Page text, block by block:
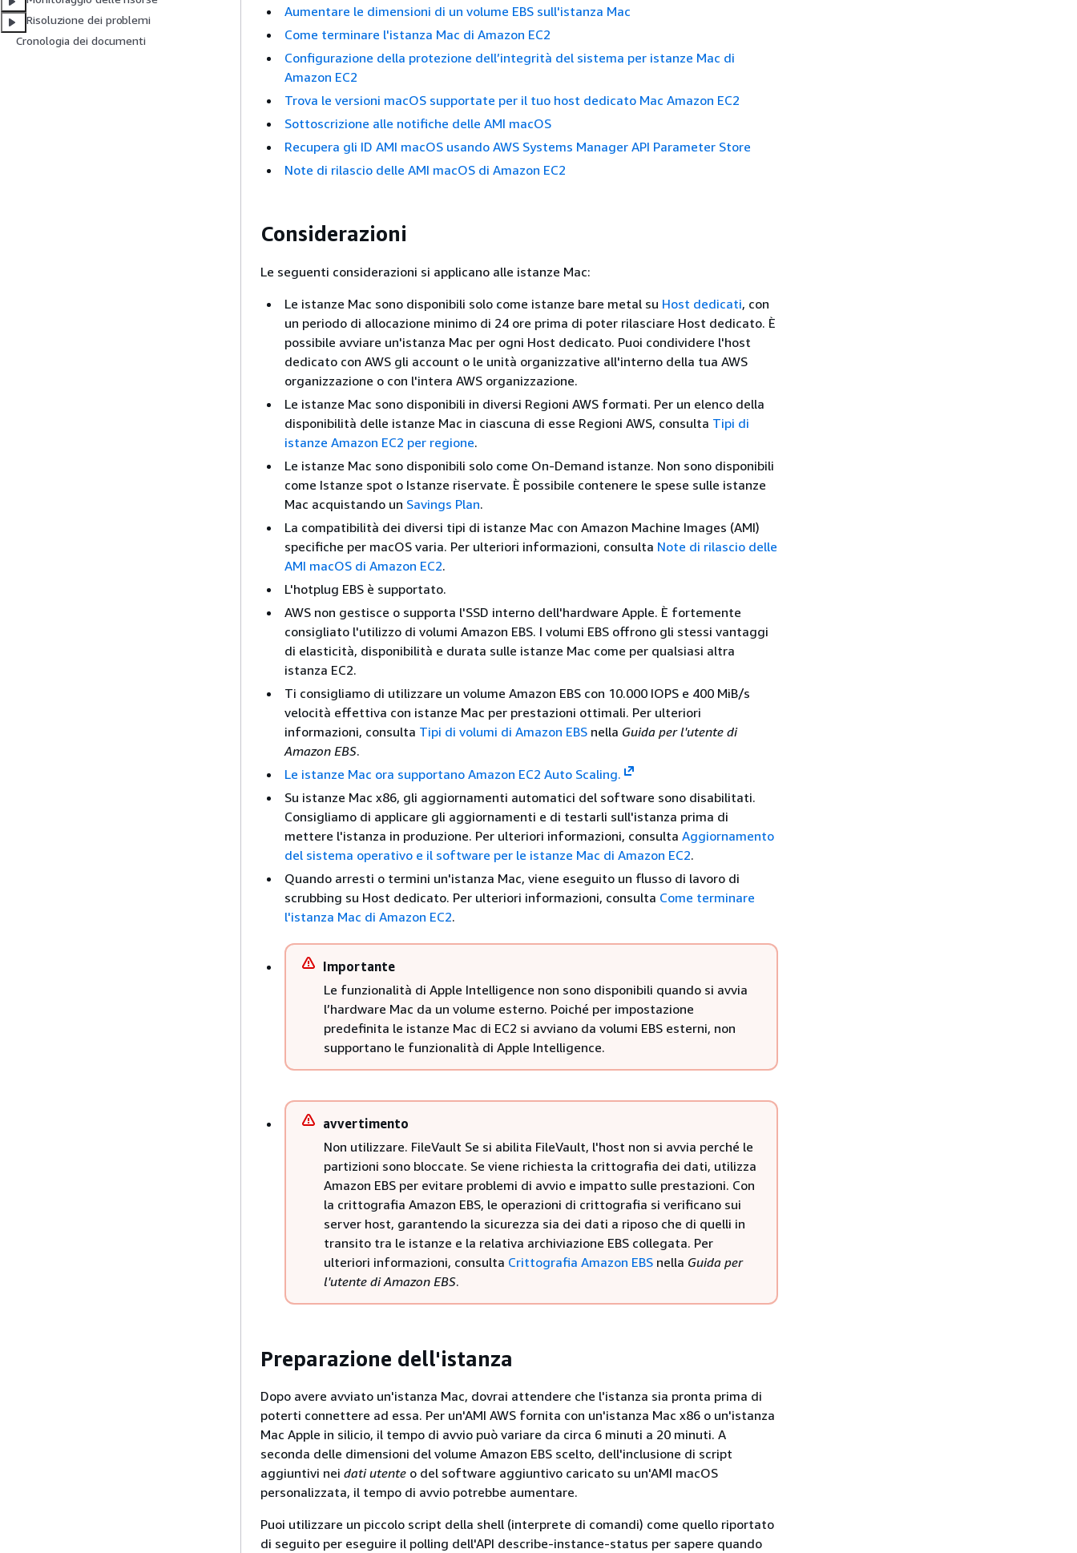
Risoluzione dei problemi
Cronologia dei documenti
Aumentare le dimensioni di un volume EBS sull'istanza Mac
Come terminare l'istanza Mac di Amazon EC2
Configurazione della protezione dell’integrità del sistema per istanze Mac di
Amazon EC2
Trova le versioni macOS supportate per il tuo host dedicato Mac Amazon EC2
Sottoscrizione alle notifiche delle AMI macOS
Recupera gli ID AMI macOS usando AWS Systems Manager API Parameter Store
Note di rilascio delle AMI macOS di Amazon EC2
Considerazioni
Le seguenti considerazioni si applicano alle istanze Mac:
Le istanze Mac sono disponibili solo come istanze bare metal su Host dedicati, con
un periodo di allocazione minimo di 24 ore prima di poter rilasciare Host dedicato. È
possibile avviare un'istanza Mac per ogni Host dedicato. Puoi condividere l'host
dedicato con AWS gli account o le unità organizzative all'interno della tua AWS
organizzazione o con l'intera AWS organizzazione.
Le istanze Mac sono disponibili in diversi Regioni AWS formati. Per un elenco della
disponibilità delle istanze Mac in ciascuna di esse Regioni AWS, consulta Tipi di
istanze Amazon EC2 per regione.
Le istanze Mac sono disponibili solo come On-Demand istanze. Non sono disponibili
come Istanze spot o Istanze riservate. È possibile contenere le spese sulle istanze
Mac acquistando un Savings Plan.
La compatibilità dei diversi tipi di istanze Mac con Amazon Machine Images (AMI)
specifiche per macOS varia. Per ulteriori informazioni, consulta Note di rilascio delle
AMI macOS di Amazon EC2.
L'hotplug EBS è supportato.
AWS non gestisce o supporta l'SSD interno dell'hardware Apple. È fortemente
consigliato l'utilizzo di volumi Amazon EBS. I volumi EBS offrono gli stessi vantaggi
di elasticità, disponibilità e durata sulle istanze Mac come per qualsiasi altra
istanza EC2.
Ti consigliamo di utilizzare un volume Amazon EBS con 10.000 IOPS e 400 MiB/s
velocità effettiva con istanze Mac per prestazioni ottimali. Per ulteriori
informazioni, consulta Tipi di volumi di Amazon EBS nella Guida per l'utente di
Amazon EBS.
Le istanze Mac ora supportano Amazon EC2 Auto Scaling.
Su istanze Mac x86, gli aggiornamenti automatici del software sono disabilitati.
Consigliamo di applicare gli aggiornamenti e di testarli sull'istanza prima di
mettere l'istanza in produzione. Per ulteriori informazioni, consulta Aggiornamento
del sistema operativo e il software per le istanze Mac di Amazon EC2.
Quando arresti o termini un'istanza Mac, viene eseguito un flusso di lavoro di
scrubbing su Host dedicato. Per ulteriori informazioni, consulta Come terminare
l'istanza Mac di Amazon EC2.
Importante
Le funzionalità di Apple Intelligence non sono disponibili quando si avvia
l’hardware Mac da un volume esterno. Poiché per impostazione
predefinita le istanze Mac di EC2 si avviano da volumi EBS esterni, non
supportano le funzionalità di Apple Intelligence.
avvertimento
Non utilizzare. FileVault Se si abilita FileVault, l'host non si avvia perché le
partizioni sono bloccate. Se viene richiesta la crittografia dei dati, utilizza
Amazon EBS per evitare problemi di avvio e impatto sulle prestazioni. Con
la crittografia Amazon EBS, le operazioni di crittografia si verificano sui
server host, garantendo la sicurezza sia dei dati a riposo che di quelli in
transito tra le istanze e la relativa archiviazione EBS collegata. Per
ulteriori informazioni, consulta Crittografia Amazon EBS nella Guida per
l'utente di Amazon EBS.
Preparazione dell'istanza
Dopo avere avviato un'istanza Mac, dovrai attendere che l'istanza sia pronta prima di
poterti connettere ad essa. Per un'AMI AWS fornita con un'istanza Mac x86 o un'istanza
Mac Apple in silicio, il tempo di avvio può variare da circa 6 minuti a 20 minuti. A
seconda delle dimensioni del volume Amazon EBS scelto, dell'inclusione di script
aggiuntivi nei dati utente o del software aggiuntivo caricato su un'AMI macOS
personalizzata, il tempo di avvio potrebbe aumentare.
Puoi utilizzare un piccolo script della shell (interprete di comandi) come quello riportato
di seguito per eseguire il polling dell'API describe-instance-status per sapere quando